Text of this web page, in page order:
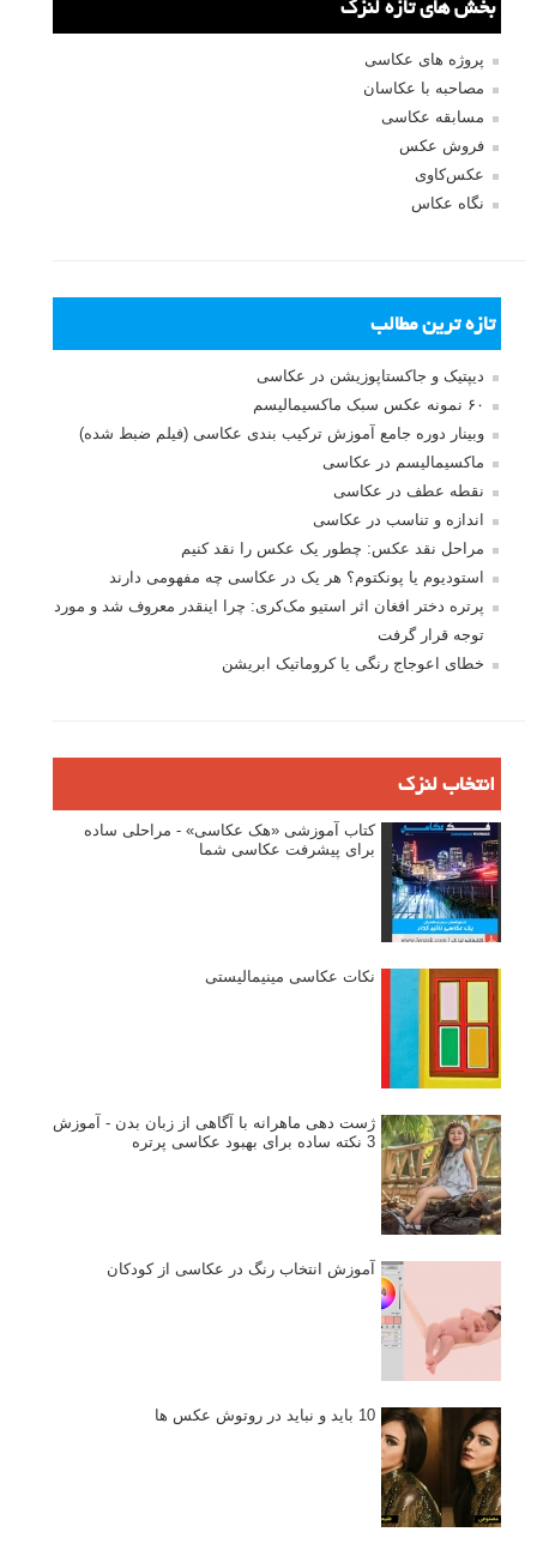
بخش های تازه لنزک
پروژه های عکاسی
مصاحبه با عکاسان
مسابقه عکاسی
فروش عکس
عکس‌کاوی
نگاه عکاس
تازه ترین مطالب
دیپتیک و جاکستا‌پوزیشن در عکاسی
۶۰ نمونه عکس سبک ماکسیمالیسم
وبینار دوره جامع آموزش ترکیب بندی عکاسی (فیلم ضبط شده)
ماکسیمالیسم در عکاسی
نقطه عطف در عکاسی
اندازه و تناسب در عکاسی
مراحل نقد عکس: چطور یک عکس را نقد کنیم
استودیوم یا پونکتوم؟ هر یک در عکاسی چه مفهومی دارند
پرتره دختر افغان اثر استیو مک‌کری: چرا اینقدر معروف شد و مورد
توجه قرار گرفت
خطای اعوجاج رنگی یا کروماتیک ابریشن
انتخاب لنزک
کتاب آموزشی «هک عکاسی» - مراحلی ساده
برای پیشرفت عکاسی شما
نکات عکاسی مینیمالیستی
ژست دهی ماهرانه با آگاهی از زبان بدن - آموزش
3 نکته ساده برای بهبود عکاسی پرتره
آموزش انتخاب رنگ در عکاسی از کودکان
10 باید و نباید در روتوش عکس ها